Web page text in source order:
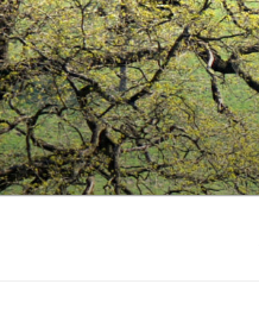
Aller
au
contenu
principal